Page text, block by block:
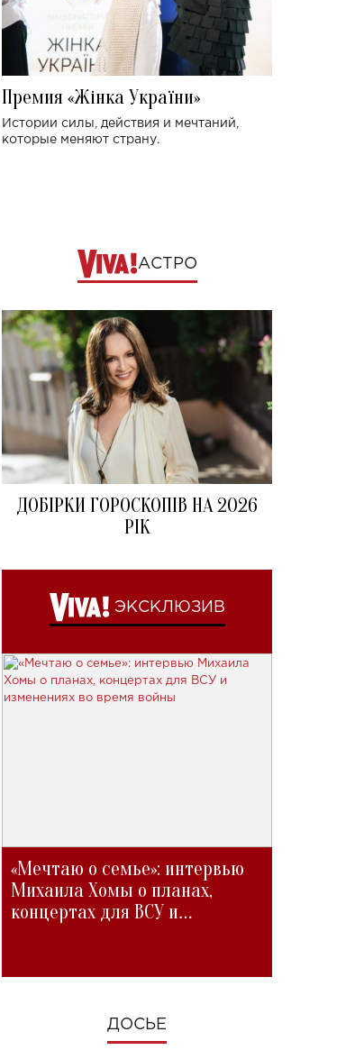
Премия «Жінка України»
Истории силы, действия и мечтаний,
которые меняют страну.
АСТРО
ДОБІРКИ ГОРОСКОПІВ НА 2026
РІК
ЭКСКЛЮЗИВ
«Мечтаю о семье»: интервью
Михаила Хомы о планах,
концертах для ВСУ и
ДОСЬЕ